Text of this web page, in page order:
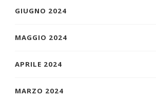
GIUGNO 2024
MAGGIO 2024
APRILE 2024
MARZO 2024